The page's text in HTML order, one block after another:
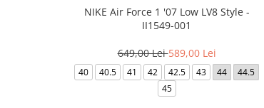
NIKE Air Force 1 '07 Low LV8 Style -
II1549-001
649,00 Lei589,00 Lei
40 40.5 41 42 42.5 43 44
44.5
45